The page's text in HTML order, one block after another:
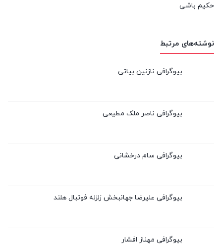
حکیم باشی
نوشته‌های مرتبط
بیوگرافی نازنین بیاتی
بیوگرافی ناصر ملک مطیعی
بیوگرافی سام درخشانی
بیوگرافی علیرضا جهانبخش زلزله فوتبال هلند
بیوگرافی مهناز افشار